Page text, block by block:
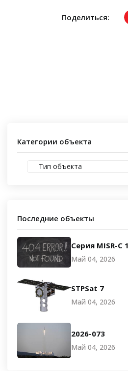
Поделиться:
Категории объекта
Тип объекта
Последние объекты
Серия MISR-C
Май 04, 2026
STPSat 7
Май 04, 2026
2026-073
Май 04, 2026